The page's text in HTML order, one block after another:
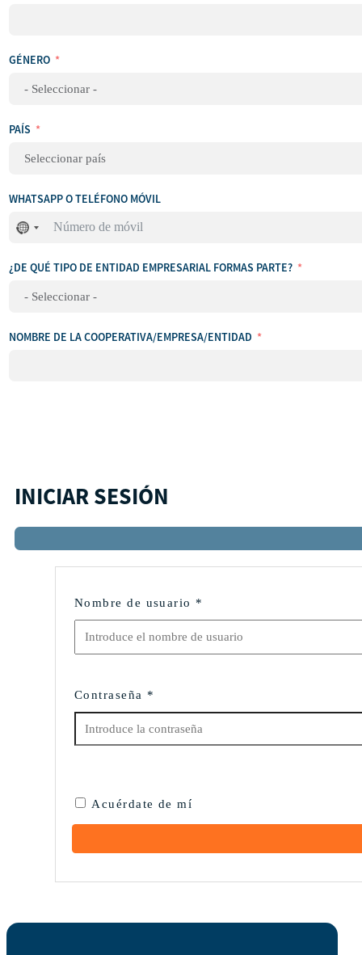
GÉNERO
PAÍS
WHATSAPP O TELÉFONO MÓVIL
No
ha
ningún
¿DE QUÉ TIPO DE ENTIDAD EMPRESARIAL FORMAS PARTE?
NOMBRE DE LA COOPERATIVA/EMPRESA/ENTIDAD
INICIAR SESIÓN
Nombre de usuario *
Contraseña *
Acuérdate de mí